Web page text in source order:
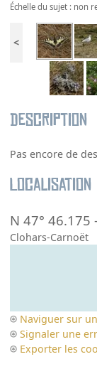
Échelle du sujet : non
<
Description
Pas encore de
Localisation
N 47° 46.175
Clohars-Carnoët
Naviguer sur
Signaler une
Exporter les